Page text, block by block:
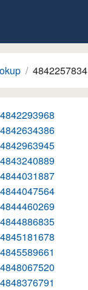
4842257834
4842293968
4842634386
4842963945
4843240889
4844031887
4844047564
4844460269
4844886835
4845181678
4845589661
4848067520
4848376791